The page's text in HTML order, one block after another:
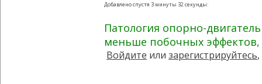
Добавлено спустя 3 минуты 32 секунды:
Патология опорно-
меньше побочных
Войдите или зарегистрируйтесь